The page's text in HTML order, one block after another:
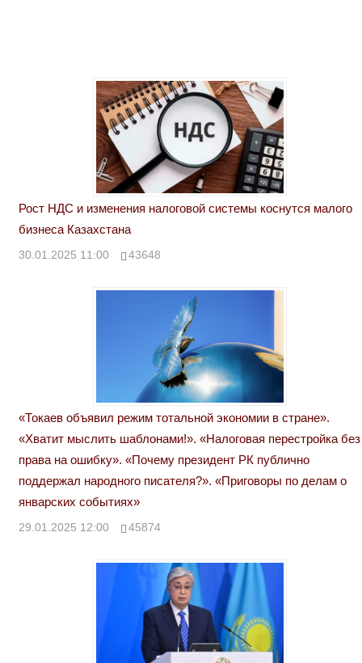
Рост НДС и изменения налоговой системы коснутся малого
бизнеса Казахстана
30.01.2025 11:00 43648
«Токаев объявил режим тотальной экономии в стране».
«Хватит мыслить шаблонами!». «Налоговая перестройка без
права на ошибку». «Почему президент РК публично
поддержал народного писателя?». «Приговоры по делам о
январских событиях»
29.01.2025 12:00 45874